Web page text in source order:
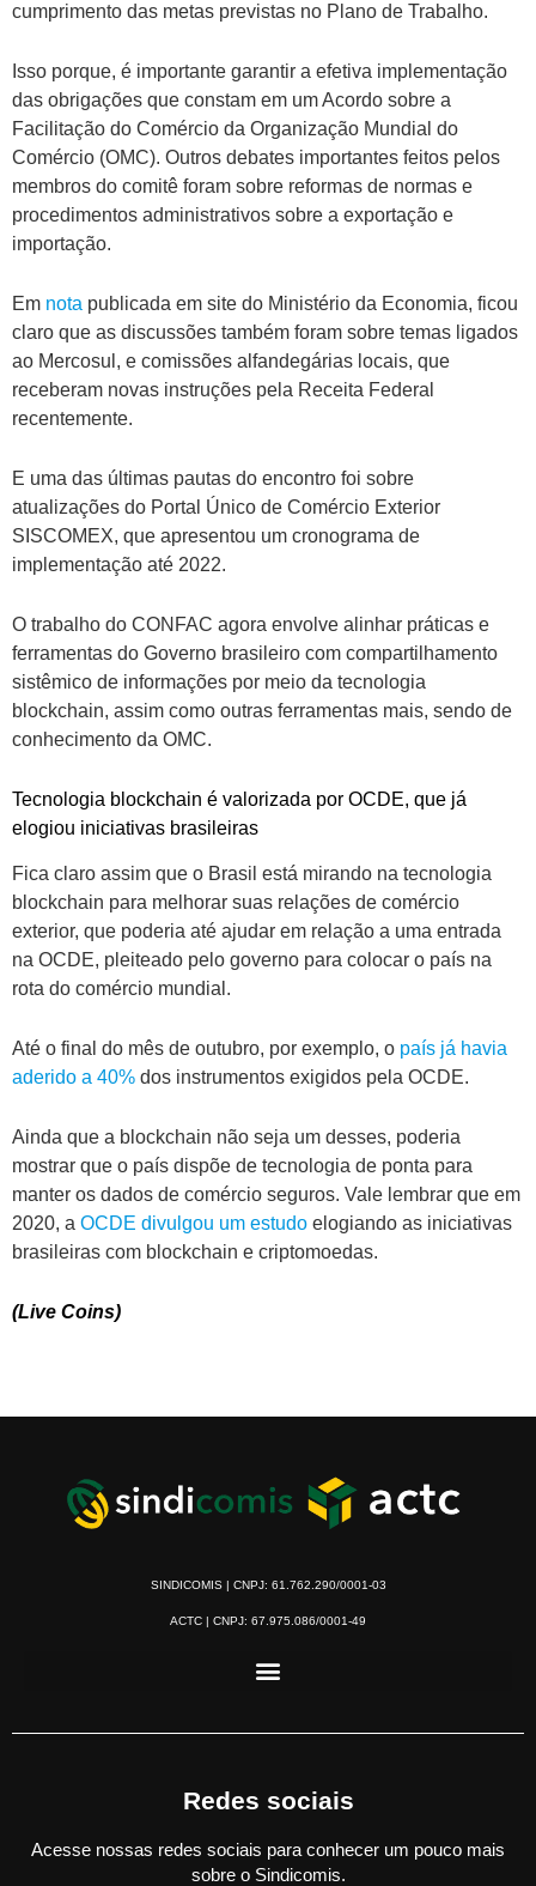
cumprimento das metas previstas no Plano de Trabalho.
Isso porque, é importante garantir a efetiva implementação
das obrigações que constam em um Acordo sobre a
Facilitação do Comércio da Organização Mundial do
Comércio (OMC). Outros debates importantes feitos pelos
membros do comitê foram sobre reformas de normas e
procedimentos administrativos sobre a exportação e
importação.
Em nota publicada em site do Ministério da Economia, ficou
claro que as discussões também foram sobre temas ligados
ao Mercosul, e comissões alfandegárias locais, que
receberam novas instruções pela Receita Federal
recentemente.
E uma das últimas pautas do encontro foi sobre
atualizações do Portal Único de Comércio Exterior
SISCOMEX, que apresentou um cronograma de
implementação até 2022.
O trabalho do CONFAC agora envolve alinhar práticas e
ferramentas do Governo brasileiro com compartilhamento
sistêmico de informações por meio da tecnologia
blockchain, assim como outras ferramentas mais, sendo de
conhecimento da OMC.
Tecnologia blockchain é valorizada por OCDE, que já
elogiou iniciativas brasileiras
Fica claro assim que o Brasil está mirando na tecnologia
blockchain para melhorar suas relações de comércio
exterior, que poderia até ajudar em relação a uma entrada
na OCDE, pleiteado pelo governo para colocar o país na
rota do comércio mundial.
Até o final do mês de outubro, por exemplo, o país já havia
aderido a 40% dos instrumentos exigidos pela OCDE.
Ainda que a blockchain não seja um desses, poderia
mostrar que o país dispõe de tecnologia de ponta para
manter os dados de comércio seguros. Vale lembrar que em
2020, a OCDE divulgou um estudo elogiando as iniciativas
brasileiras com blockchain e criptomoedas.
(Live Coins)
SINDICOMIS | CNPJ: 61.762.290/0001-03
ACTC | CNPJ: 67.975.086/0001-49
Redes sociais
Acesse nossas redes sociais para conhecer um pouco mais
sobre o Sindicomis.